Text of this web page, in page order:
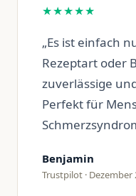
★★★★★
„Es ist einfach
Rezeptart oder
zuverlässige
Perfekt für
Benjamin
Trustpilot · Dezember